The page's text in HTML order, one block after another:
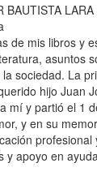
BAUTISTA LARA
de mis libros y
asuntos
sociedad. La
hijo Juan
mí y partió el 1
y en su
y apoyo en